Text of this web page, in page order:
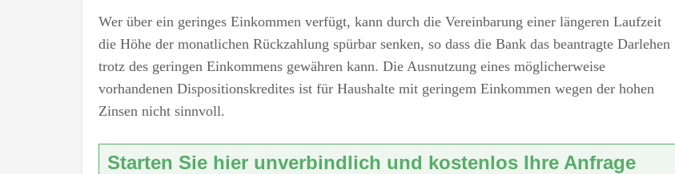
Wer über ein geringes Einkommen verfügt, kann durch die Vereinbarung einer längeren Laufzeit
die Höhe der monatlichen Rückzahlung spürbar senken, so dass die Bank das beantragte Darlehen
trotz des geringen Einkommens gewähren kann. Die Ausnutzung eines möglicherweise
vorhandenen Dispositionskredites ist für Haushalte mit geringem Einkommen wegen der hohen
Zinsen nicht sinnvoll.
Starten Sie hier unverbindlich und kostenlos Ihre Anfrage